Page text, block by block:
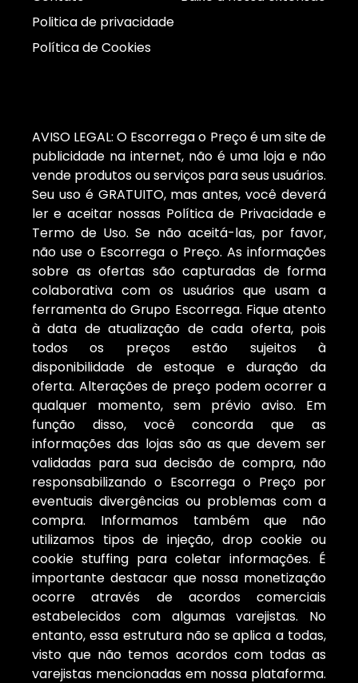
Politica de privacidade
Política de Cookies
AVISO LEGAL: O Escorrega o Preço é um site de
publicidade na internet, não é uma loja e não
vende produtos ou serviços para seus usuários.
Seu uso é GRATUITO, mas antes, você deverá
ler e aceitar nossas Política de Privacidade e
Termo de Uso. Se não aceitá-las, por favor,
não use o Escorrega o Preço. As informações
sobre as ofertas são capturadas de forma
colaborativa com os usuários que usam a
ferramenta do Grupo Escorrega. Fique atento
à data de atualização de cada oferta, pois
todos os preços estão sujeitos à
disponibilidade de estoque e duração da
oferta. Alterações de preço podem ocorrer a
qualquer momento, sem prévio aviso. Em
função disso, você concorda que as
informações das lojas são as que devem ser
validadas para sua decisão de compra, não
responsabilizando o Escorrega o Preço por
eventuais divergências ou problemas com a
compra. Informamos também que não
utilizamos tipos de injeção, drop cookie ou
cookie stuffing para coletar informações. É
importante destacar que nossa monetização
ocorre através de acordos comerciais
estabelecidos com algumas varejistas. No
entanto, essa estrutura não se aplica a todas,
visto que não temos acordos com todas as
varejistas mencionadas em nossa plataforma.